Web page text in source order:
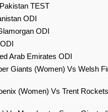
TEST
ODI
ODI
Arab Emirates ODI
Giants (Women) Vs Welsh
(Women) Vs Trent